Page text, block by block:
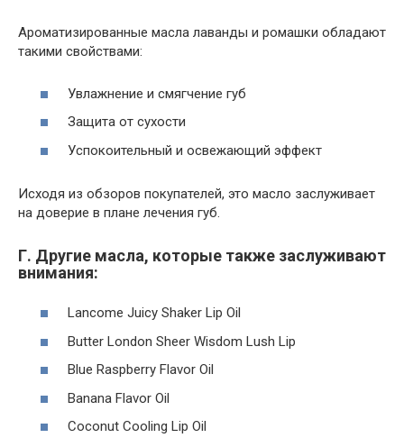
Ароматизированные масла лаванды и ромашки обладают
такими свойствами:
Увлажнение и смягчение губ
Защита от сухости
Успокоительный и освежающий эффект
Исходя из обзоров покупателей, это масло заслуживает
на доверие в плане лечения губ.
Г. Другие масла, которые также заслуживают
внимания:
Lancome Juicy Shaker Lip Oil
Butter London Sheer Wisdom Lush Lip
Blue Raspberry Flavor Oil
Banana Flavor Oil
Coconut Cooling Lip Oil